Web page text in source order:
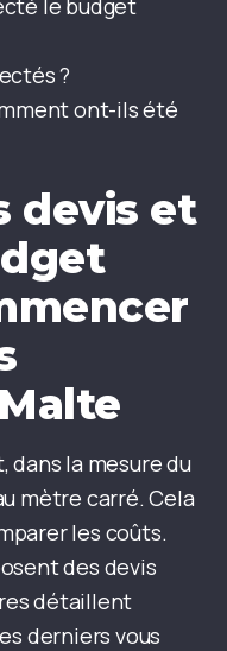
le budget
?
ont-ils été
devis et
dans la mesure du
mètre carré. Cela
les coûts.
des devis
détaillent
derniers vous